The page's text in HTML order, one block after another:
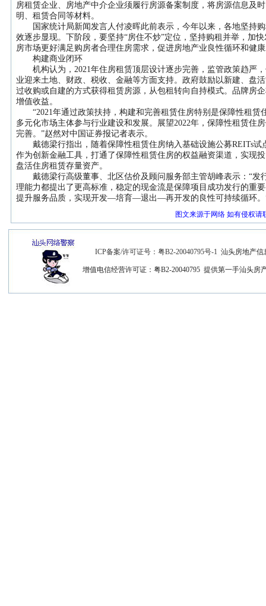
房租赁企业、房地产中介企业须履行房源备案制度，将房源信息及
明、租赁合同等材料。
国家统计局新闻发言人付凌晖此前表示，今年以来，各地坚持购
效逐步显现。下阶段，要坚持“房住不炒”定位，坚持购租并举，加
房市场更好满足购房者合理住房需求，促进房地产业良性循环和健
构建商业闭环
机构认为，2021年住房租赁顶层设计逐步完善，监管政策趋严
业迎来土地、财政、税收、金融等方面支持。政府鼓励以新建、盘
过收购或自建的方式获得租赁房源，从包租转向自持模式。品牌房
增值收益。
“2021年通过政策扶持，构建和完善租赁住房特别是保障性租赁
多元化市场主体参与行业建设和发展。展望2022年，保障性租赁住
完善。”赵然对中国证券报记者表示。
戴德梁行指出，随着保障性租赁住房纳入基础设施公募REITs试
作为创新金融工具，打通了保障性租赁住房的权益融资渠道，实现
盘活住房租赁存量资产。
戴德梁行高级董事、北区估价及顾问服务部主管胡峰表示：“发
理能力都提出了更高标准，稳定的现金流是保障项目成功发行的重
提升服务品质，实现开发—培育—退出—再开发的良性可持续循环。
图文来源于网络 如有侵权请
ICP备案/许可证号：粤B2-20040795号-1 汕头房地产信
增值电信经营许可证：粤B2-20040795 提供第一手汕头房